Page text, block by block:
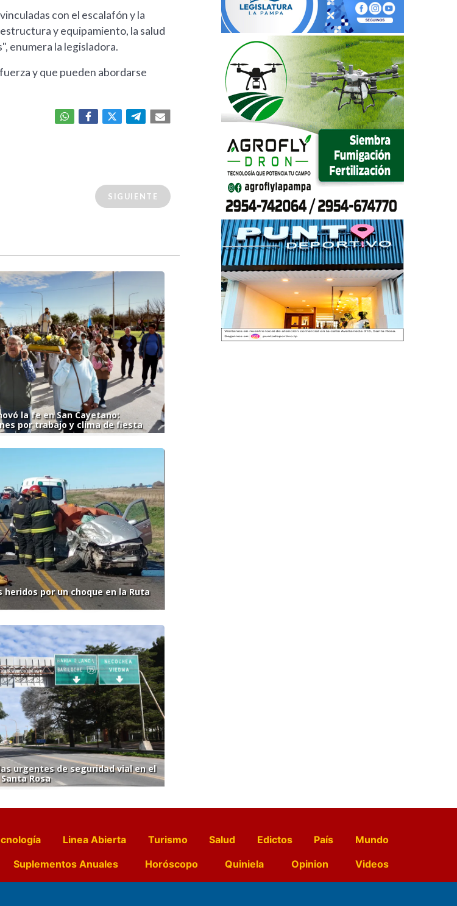
con el escalafón y la
y equipamiento, la salud
enumera la legisladora.
y que pueden abordarse
SIGUIENTE
la fe en San Cayetano:
por trabajo y clima de fiesta
heridos por un choque en la Ruta
urgentes de seguridad vial en el
Rosa
Linea Abierta Turismo Salud Edictos País
Mundo
Suplementos Anuales Horóscopo Quiniela Opinion
Videos